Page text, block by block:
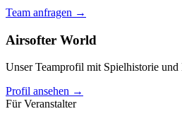
Team anfragen →
Airsofter World
Unser Teamprofil mit Spielhistorie
Profil ansehen →
Für Veranstalter